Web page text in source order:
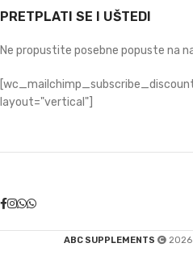
PRETPLATI SE I UŠTEDI
Ne propustite posebne popuste na
layout="vertical"]
ABC SUPPLEMENTS 2026